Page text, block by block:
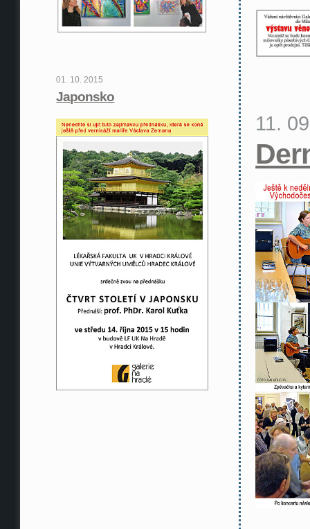
01. 10. 2015
Japonsko
11.